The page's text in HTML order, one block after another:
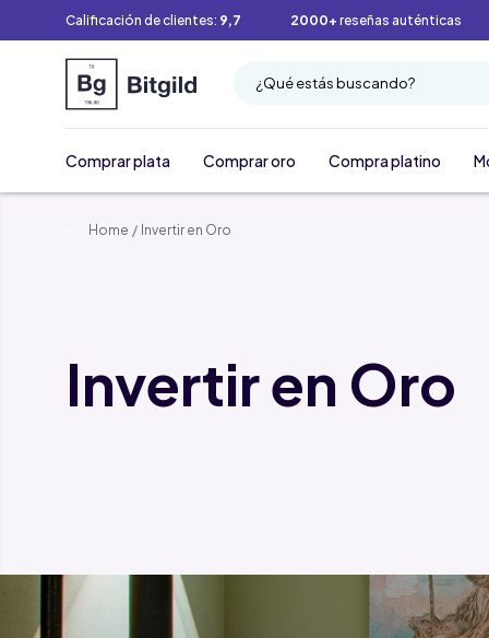
Calificación de clientes: 9,7 2000+ reseñas auténticas
¿Qué estás buscando?
Comprar plata Comprar oro Compra platino
Home / Invertir en Oro
Invertir en Oro